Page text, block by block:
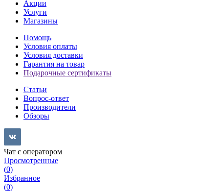
Акции
Услуги
Магазины
Помощь
Условия оплаты
Условия доставки
Гарантия на товар
Подарочные сертификаты
Статьи
Вопрос-ответ
Производители
Обзоры
Чат с оператором
Просмотренные
(0)
Избранное
(0)